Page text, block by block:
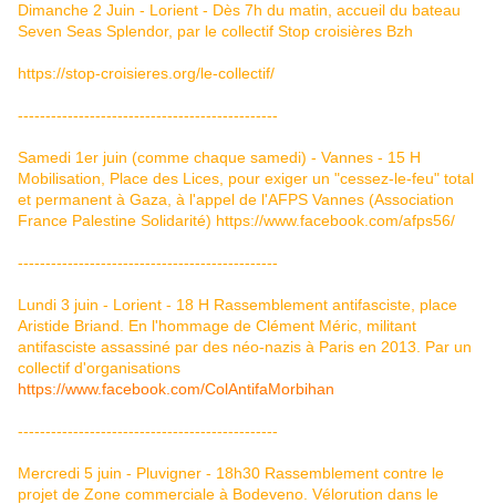
Dimanche 2 Juin - Lorient - Dès 7h du matin, accueil du bateau
Seven Seas Splendor, par le collectif Stop croisières Bzh
https://stop-croisieres.org/le-collectif/
-----------------------------------------------
Samedi 1er juin (comme chaque samedi) - Vannes - 15 H
Mobilisation, Place des Lices, pour exiger un "cessez-le-feu" total
et permanent à Gaza, à l'appel de l'AFPS Vannes (Association
France Palestine Solidarité) https://www.facebook.com/afps56/
-----------------------------------------------
Lundi 3 juin - Lorient - 18 H Rassemblement antifasciste, place
Aristide Briand. En l'hommage de Clément Méric, militant
antifasciste assassiné par des néo-nazis à Paris en 2013. Par un
collectif d'organisations
https://www.facebook.com/ColAntifaMorbihan
-----------------------------------------------
Mercredi 5 juin - Pluvigner - 18h30 Rassemblement contre le
projet de Zone commerciale à Bodeveno. Vélorution dans le